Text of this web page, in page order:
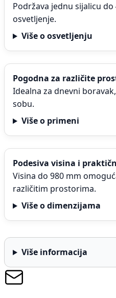
Podržava jednu sijalicu
osvetljenje.
Više o osvetljenju
Pogodna za različite
Idealna za dnevni
sobu.
Više o primeni
Podesiva visina i
Visina do 980 mm
različitim prostorima.
Više o dimenzijama
Više informacija